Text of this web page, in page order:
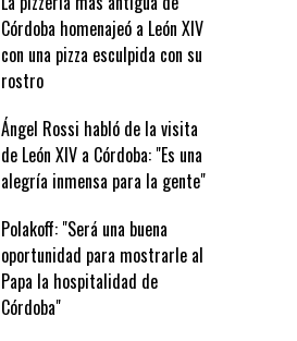
Córdoba homenajeó a León XIV
con una pizza esculpida con su
rostro
Ángel Rossi habló de la visita
de León XIV a Córdoba: "Es una
alegría inmensa para la gente"
Polakoff: "Será una buena
oportunidad para mostrarle al
Papa la hospitalidad de
Córdoba"